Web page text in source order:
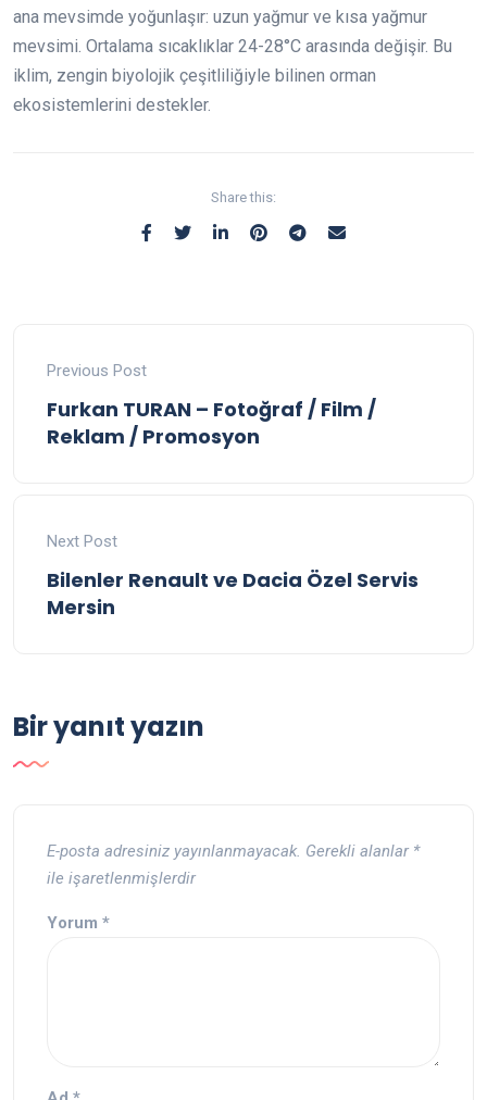
ana mevsimde yoğunlaşır: uzun yağmur ve kısa yağmur
mevsimi. Ortalama sıcaklıklar 24-28°C arasında değişir. Bu
iklim, zengin biyolojik çeşitliliğiyle bilinen orman
ekosistemlerini destekler.
Share this:
Previous Post
Furkan TURAN – Fotoğraf / Film /
Reklam / Promosyon
Next Post
Bilenler Renault ve Dacia Özel Servis
Mersin
Bir yanıt yazın
E-posta adresiniz yayınlanmayacak. Gerekli alanlar *
ile işaretlenmişlerdir
Yorum *